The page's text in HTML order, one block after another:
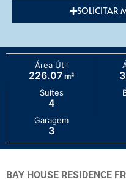
SOLICITAR
Área Útil
226.07m²
Suítes
4
Garagem
3
BAY HOUSE RESIDENCE